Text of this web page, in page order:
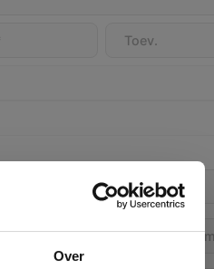
Over
Telefoon(Vereist)